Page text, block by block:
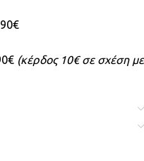
(κέρδος 10€ σε σχέση με